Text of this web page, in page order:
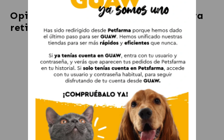
Opiniones sobre
Peine con mango para
retirar los parásitos Ferplast